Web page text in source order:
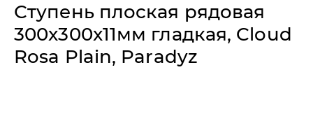
Ступень плоская рядовая
300x300x11мм гладкая, Cloud
Rosa Plain, Paradyz